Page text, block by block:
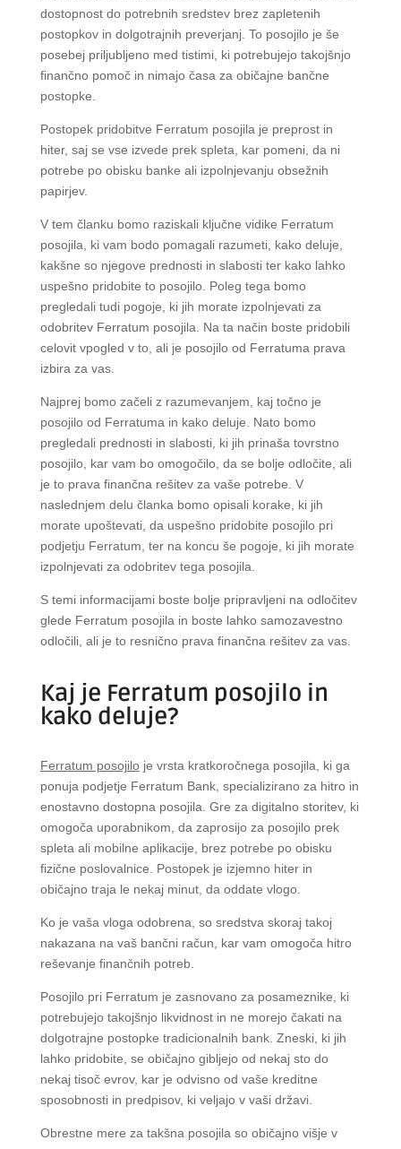
dostopnost do potrebnih sredstev brez zapletenih
postopkov in dolgotrajnih preverjanj. To posojilo je še
posebej priljubljeno med tistimi, ki potrebujejo takojšnjo
finančno pomoč in nimajo časa za običajne bančne
postopke.
Postopek pridobitve Ferratum posojila je preprost in
hiter, saj se vse izvede prek spleta, kar pomeni, da ni
potrebe po obisku banke ali izpolnjevanju obsežnih
papirjev.
V tem članku bomo raziskali ključne vidike Ferratum
posojila, ki vam bodo pomagali razumeti, kako deluje,
kakšne so njegove prednosti in slabosti ter kako lahko
uspešno pridobite to posojilo. Poleg tega bomo
pregledali tudi pogoje, ki jih morate izpolnjevati za
odobritev Ferratum posojila. Na ta način boste pridobili
celovit vpogled v to, ali je posojilo od Ferratuma prava
izbira za vas.
Najprej bomo začeli z razumevanjem, kaj točno je
posojilo od Ferratuma in kako deluje. Nato bomo
pregledali prednosti in slabosti, ki jih prinaša tovrstno
posojilo, kar vam bo omogočilo, da se bolje odločite, ali
je to prava finančna rešitev za vaše potrebe. V
naslednjem delu članka bomo opisali korake, ki jih
morate upoštevati, da uspešno pridobite posojilo pri
podjetju Ferratum, ter na koncu še pogoje, ki jih morate
izpolnjevati za odobritev tega posojila.
S temi informacijami boste bolje pripravljeni na odločitev
glede Ferratum posojila in boste lahko samozavestno
odločili, ali je to resnično prava finančna rešitev za vas.
Kaj je Ferratum posojilo in
kako deluje?
Ferratum posojiloje vrsta kratkoročnega posojila, ki ga
ponuja podjetje Ferratum Bank, specializirano za hitro in
enostavno dostopna posojila. Gre za digitalno storitev, ki
omogoča uporabnikom, da zaprosijo za posojilo prek
spleta ali mobilne aplikacije, brez potrebe po obisku
fizične poslovalnice. Postopek je izjemno hiter in
običajno traja le nekaj minut, da oddate vlogo.
Ko je vaša vloga odobrena, so sredstva skoraj takoj
nakazana na vaš bančni račun, kar vam omogoča hitro
reševanje finančnih potreb.
Posojilo pri Ferratum je zasnovano za posameznike, ki
potrebujejo takojšnjo likvidnost in ne morejo čakati na
dolgotrajne postopke tradicionalnih bank. Zneski, ki jih
lahko pridobite, se običajno gibljejo od nekaj sto do
nekaj tisoč evrov, kar je odvisno od vaše kreditne
sposobnosti in predpisov, ki veljajo v vaši državi.
Obrestne mere za takšna posojila so običajno višje v